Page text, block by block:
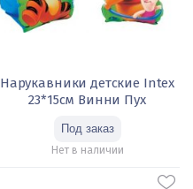
Нарукавники детские Intex
23*15см Винни Пух
Нет в наличии